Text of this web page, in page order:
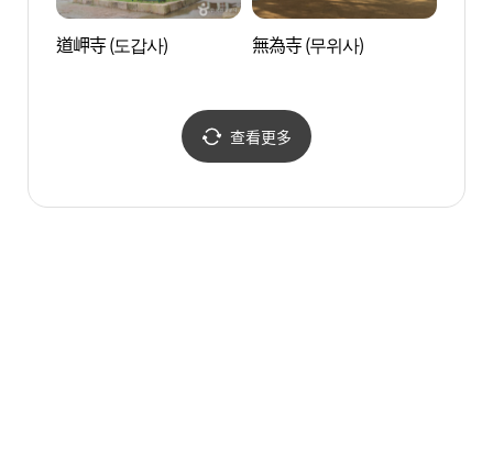
道岬寺 (도갑사) 無為寺 (무위사)
查看更多